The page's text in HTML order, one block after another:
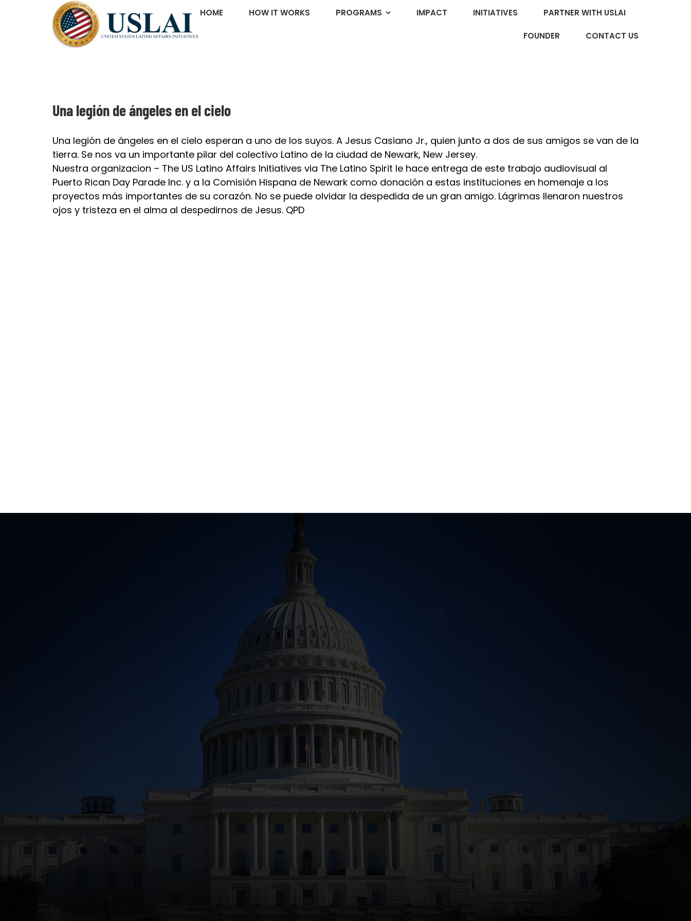
HOME HOW IT WORKS PROGRAMS IMPACT INITIATIVES PARTNER WITH USLAI
FOUNDER CONTACT US
Una legión de ángeles en el cielo
Una legión de ángeles en el cielo esperan a uno de los suyos. A Jesus Casiano Jr., quien junto a dos de sus amigos se van de la
tierra. Se nos va un importante pilar del colectivo Latino de la ciudad de Newark, New Jersey.
Nuestra organizacion – The US Latino Affairs Initiatives via The Latino Spirit le hace entrega de este trabajo audiovisual al
Puerto Rican Day Parade Inc.y a la Comisión Hispana de Newark como donación a estas instituciones en homenaje a los
proyectos más importantes de su corazón. No se puede olvidar la despedida de un gran amigo. Lágrimas llenaron nuestros
ojos y tristeza en el alma al despedirnos de Jesus. QPD